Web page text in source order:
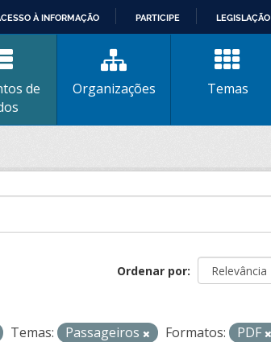
À INFORMAÇÃO PARTICIPE LEGISLAÇÃO
de
Organizações Temas
Ordenar por
Temas: Passageiros Formatos: PDF